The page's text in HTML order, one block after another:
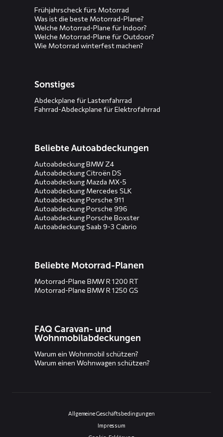
Frühjahrscheck fürs Motorrad
Was ist die beste Motorrad-Plane?
Welche Motorrad-Plane für Indoor?
Welche Motorrad-Plane für Outdoor?
Wie Motorrad winterfest machen?
Sonstiges
Abdeckplane für Lastenfahrrad
Fahrrad-Abdeckplane für Elektrofahrrad
Beliebte Autoabdeckungen
Autoabdeckung BMW Z4
Autoabdeckung Citroën DS
Autoabdeckung Mazda MX-5
Autoabdeckung Mercedes SLK
Autoabdeckung Porsche 911
Autoabdeckung Porsche 996
Autoabdeckung Porsche Boxster
Autoabdeckung Saab 9-3 Cabrio
Beliebte Motorrad-Planen
Motorrad-Plane BMW R 1200 RT
Motorrad-Plane BMW R 1250 GS
FAQ Caravan- und
Wohnmobilabdeckungen
Warum ein Wohnmobil schützen?
Warum einen Wohnwagen schützen?
Allgemeine Geschäftsbedingungen
Impressum